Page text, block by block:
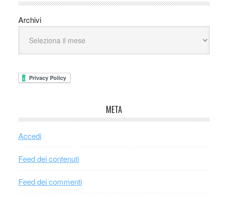
Archivi
META
Accedi
Feed dei contenuti
Feed dei commenti